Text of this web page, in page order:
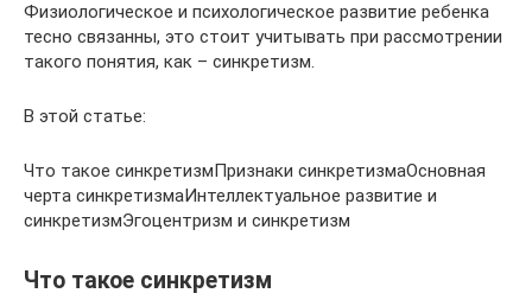
Физиологическое и психологическое развитие ребенка
тесно связанны, это стоит учитывать при рассмотрении
такого понятия, как – синкретизм.
В этой статье:
Что такое синкретизмПризнаки синкретизмаОсновная
черта синкретизмаИнтеллектуальное развитие и
синкретизмЭгоцентризм и синкретизм
Что такое синкретизм